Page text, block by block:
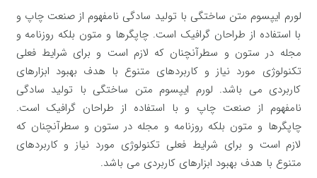
لورم ایپسوم متن ساختگی با تولید سادگی نامفهوم از صنعت چاپ و
با استفاده از طراحان گرافیک است. چاپگرها و متون بلکه روزنامه و
مجله در ستون و سطرآنچنان که لازم است و برای شرایط فعلی
تکنولوژی مورد نیاز و کاربردهای متنوع با هدف بهبود ابزارهای
کاربردی می باشد. لورم ایپسوم متن ساختگی با تولید سادگی
نامفهوم از صنعت چاپ و با استفاده از طراحان گرافیک است.
چاپگرها و متون بلکه روزنامه و مجله در ستون و سطرآنچنان که
لازم است و برای شرایط فعلی تکنولوژی مورد نیاز و کاربردهای
متنوع با هدف بهبود ابزارهای کاربردی می باشد.